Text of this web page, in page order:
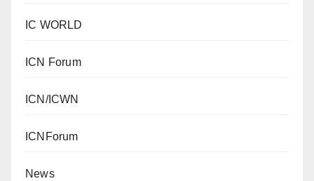
IC WORLD
ICN Forum
ICN/ICWN
ICNForum
News